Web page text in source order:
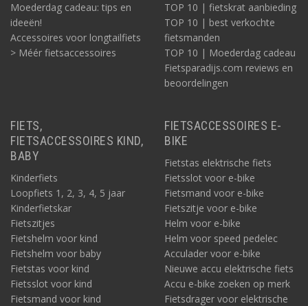
Moederdag cadeau: tips en
ideeën!
Accessoires voor longtailfiets
> Méér fietsaccessoires
TOP 10 | fietskrat aanbieding
TOP 10 | best verkochte
fietsmanden
TOP 10 | Moederdag cadeau
Fietsparadijs.com reviews en
beoordelingen
FIETS,
FIETSACCESSOIRES KIND,
BABY
Kinderfiets
Loopfiets 1, 2, 3, 4, 5 jaar
Kinderfietskar
Fietszitjes
Fietshelm voor kind
Fietshelm voor baby
Fietstas voor kind
Fietsslot voor kind
Fietsmand voor kind
FIETSACCESSOIRES E-
BIKE
Fietstas elektrische fiets
Fietsslot voor e-bike
Fietsmand voor e-bike
Fietszitje voor e-bike
Helm voor e-bike
Helm voor speed pedelec
Acculader voor e-bike
Nieuwe accu elektrische fiets
Accu e-bike zoeken op merk
Fietsdrager voor elektrische